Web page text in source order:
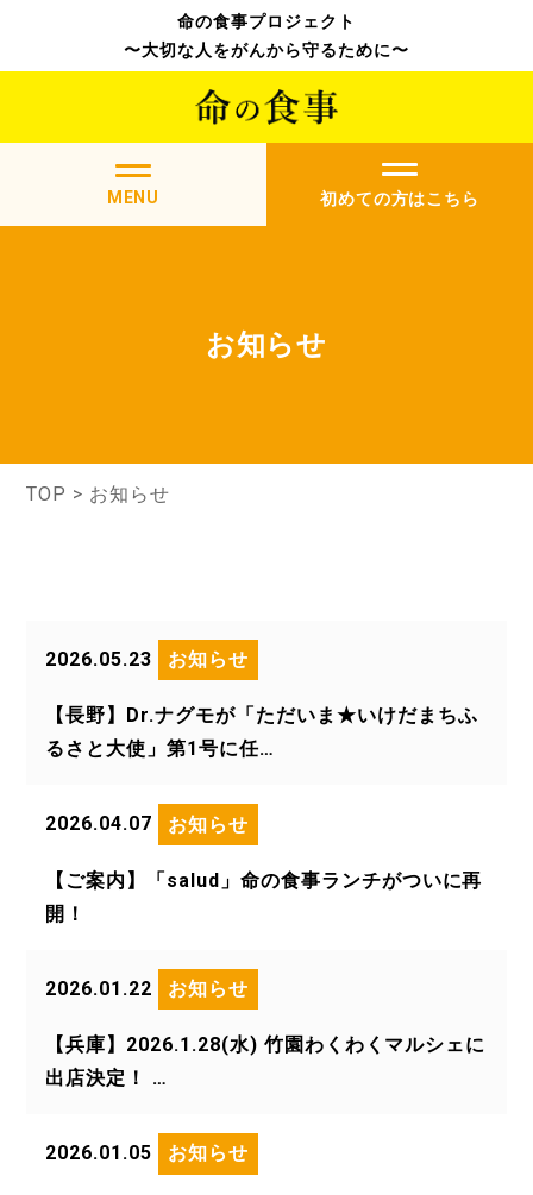
命の食事プロジェクト
〜大切な人をがんから守るために〜
MENU 初めての方はこちら
お知らせ
TOP > お知らせ
2026.05.23 お知らせ
【長野】Dr.ナグモが「ただいま★いけだまちふ
るさと大使」第1号に任…
2026.04.07 お知らせ
【ご案内】「salud」命の食事ランチがついに再
開！
2026.01.22 お知らせ
【兵庫】2026.1.28(水) 竹園わくわくマルシェに
出店決定！ …
2026.01.05 お知らせ